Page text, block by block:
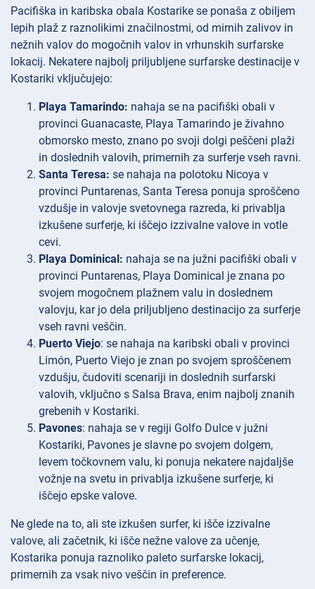
Pacifiška in karibska obala Kostarike se ponaša z obiljem
lepih plaž z raznolikimi značilnostmi, od mirnih zalivov in
nežnih valov do mogočnih valov in vrhunskih surfarske
lokacij. Nekatere najbolj priljubljene surfarske destinacije v
Kostariki vključujejo:
Playa Tamarindo: nahaja se na pacifiški obali v
provinci Guanacaste, Playa Tamarindo je živahno
obmorsko mesto, znano po svoji dolgi peščeni plaži
in doslednih valovih, primernih za surferje vseh ravni.
Santa Teresa: se nahaja na polotoku Nicoya v
provinci Puntarenas, Santa Teresa ponuja sproščeno
vzdušje in valovje svetovnega razreda, ki privablja
izkušene surferje, ki iščejo izzivalne valove in votle
cevi.
Playa Dominical: nahaja se na južni pacifiški obali v
provinci Puntarenas, Playa Dominical je znana po
svojem mogočnem plažnem valu in doslednem
valovju, kar jo dela priljubljeno destinacijo za surferje
vseh ravni veščin.
Puerto Viejo: se nahaja na karibski obali v provinci
Limón, Puerto Viejo je znan po svojem sproščenem
vzdušju, čudoviti scenariji in doslednih surfarski
valovih, vključno s Salsa Brava, enim najbolj znanih
grebenih v Kostariki.
Pavones: nahaja se v regiji Golfo Dulce v južni
Kostariki, Pavones je slavne po svojem dolgem,
levem točkovnem valu, ki ponuja nekatere najdaljše
vožnje na svetu in privablja izkušene surferje, ki
iščejo epske valove.
Ne glede na to, ali ste izkušen surfer, ki išče izzivalne
valove, ali začetnik, ki išče nežne valove za učenje,
Kostarika ponuja raznoliko paleto surfarske lokacij,
primernih za vsak nivo veščin in preference.